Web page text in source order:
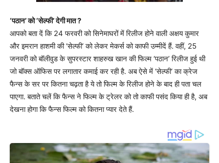
‘पठान’ को ‘सेल्फी’ देगी मात ?
आपको बता दें कि 24 फरवरी को सिनेमाघरों में रिलीज होने वाली अक्षय कुमार
और इमरान हाशमी की ‘सेल्फी’ को लेकर मेकर्स को काफी उम्मीदें हैं. वहीं, 25
जनवरी को बॉलीवुड के सुपरस्टार शाहरुख खान की फिल्म ‘पठान’ रिलीज हुई थी
जो बॉक्स ऑफिस पर लगातार कमाई कर रही है. अब ऐसे में ‘सेल्फी’ का क्रेज
फैन्स के सर पर कितना चढ़ता है ये तो फिल्म के रिलीज होने के बाद ही पता चल
पाएगा. बताते चलें कि फैन्स ने फिल्म के ट्रेलर को तो काफी पसंद किया ही है, अब
देखना होगा कि फैन्स फिल्म को कितना प्यार देते हैं.